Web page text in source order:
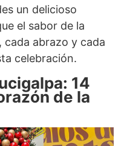
un delicioso
el sabor de la
cada abrazo y cada
celebración.
14
de la